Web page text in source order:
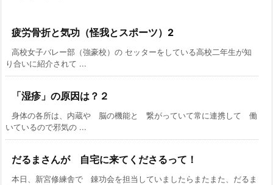
疲労骨折と気功（怪我とスポーツ）2
高校女子バレー部（強豪校）の セッターをしている高校二年生が知
り合いに紹介されて ...
「湿疹」の原因は？２
身体の各所は、内蔵や 脳の機能と 繋がっていて常に連携して 働
いているので邪気の ...
だるまさんが 自宅に来てくださるって！
本日、新宮修練舎で 錬功会を担当していましたらまたまた、だるま